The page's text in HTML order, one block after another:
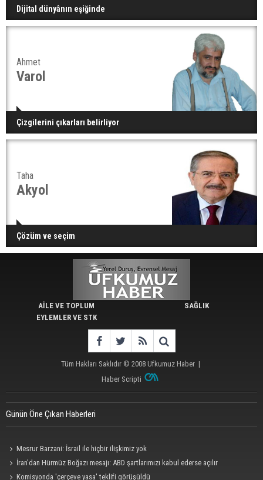
Dijital dünyânın eşiğinde
Ahmet
Varol
Çizgilerini çıkarları belirliyor
Taha
Akyol
Çözüm ve seçim
AİLE VE TOPLUM
EYLEMLER VE STK
SAĞLIK
Tüm Hakları Saklıdır © 2008 Ufkumuz Haber |
Haber Scripti
Günün Öne Çıkan Haberleri
Mesrur Barzani: İsrail ile hiçbir ilişkimiz yok
İran'dan Hürmüz Boğazı mesajı: ABD şartlarımızı kabul ederse açılır
Komisyonda 'çerçeve yasa' teklifi görüşüldü